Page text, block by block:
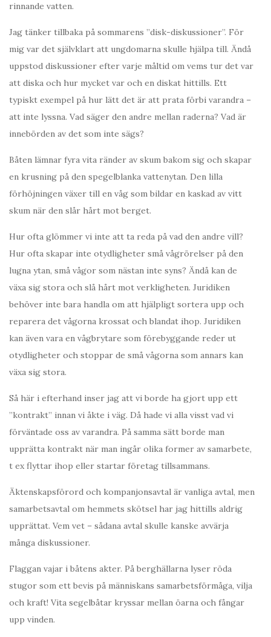
rinnande vatten.
Jag tänker tillbaka på sommarens ”disk-diskussioner”. För
mig var det självklart att ungdomarna skulle hjälpa till. Ändå
uppstod diskussioner efter varje måltid om vems tur det var
att diska och hur mycket var och en diskat hittills. Ett
typiskt exempel på hur lätt det är att prata förbi varandra –
att inte lyssna. Vad säger den andre mellan raderna? Vad är
innebörden av det som inte sägs?
Båten lämnar fyra vita ränder av skum bakom sig och skapar
en krusning på den spegelblanka vattenytan. Den lilla
förhöjningen växer till en våg som bildar en kaskad av vitt
skum när den slår hårt mot berget.
Hur ofta glömmer vi inte att ta reda på vad den andre vill?
Hur ofta skapar inte otydligheter små vågrörelser på den
lugna ytan, små vågor som nästan inte syns? Ändå kan de
växa sig stora och slå hårt mot verkligheten. Juridiken
behöver inte bara handla om att hjälpligt sortera upp och
reparera det vågorna krossat och blandat ihop. Juridiken
kan även vara en vågbrytare som förebyggande reder ut
otydligheter och stoppar de små vågorna som annars kan
växa sig stora.
Så här i efterhand inser jag att vi borde ha gjort upp ett
”kontrakt” innan vi åkte i väg. Då hade vi alla visst vad vi
förväntade oss av varandra. På samma sätt borde man
upprätta kontrakt när man ingår olika former av samarbete,
t ex flyttar ihop eller startar företag tillsammans.
Äktenskapsförord och kompanjonsavtal är vanliga avtal, men
samarbetsavtal om hemmets skötsel har jag hittills aldrig
upprättat. Vem vet – sådana avtal skulle kanske avvärja
många diskussioner.
Flaggan vajar i båtens akter. På berghällarna lyser röda
stugor som ett bevis på människans samarbetsförmåga, vilja
och kraft! Vita segelbåtar kryssar mellan öarna och fångar
upp vinden.